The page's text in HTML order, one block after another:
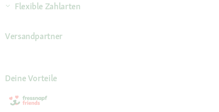
Flexible Zahlarten
Versandpartner
Deine Vorteile